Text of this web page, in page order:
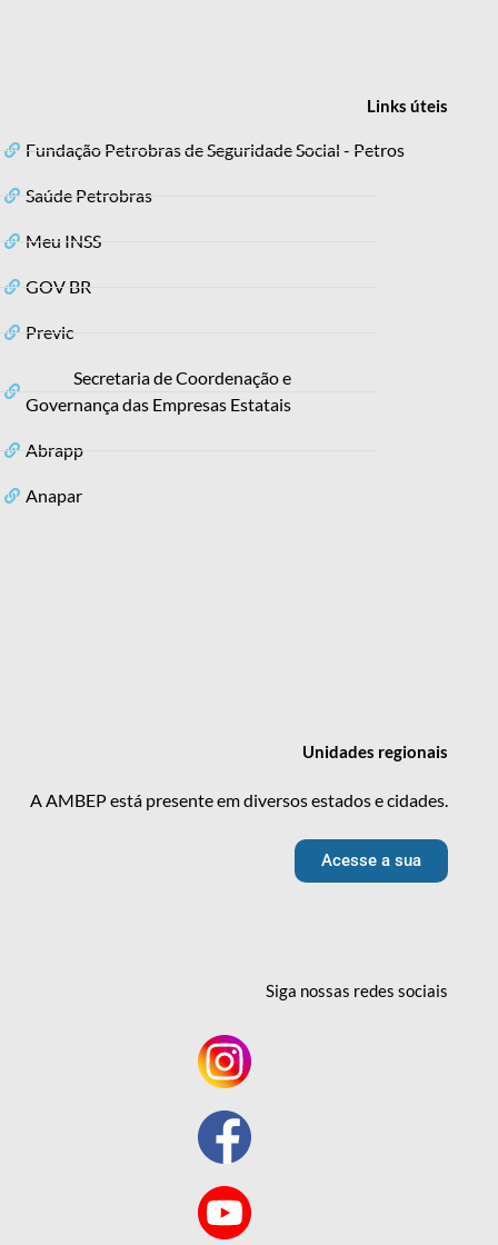
Linksúteis
Fundação Petrobras de Seguridade Social - Petros
Saúde Petrobras
Meu INSS
GOV BR
Previc
Secretaria de Coordenação e
Governança das Empresas Estatais
Abrapp
Anapar
Unidades regionais
A AMBEP está presente em diversos estados e cidades.
Acesse a sua
Siga nossas redessociais